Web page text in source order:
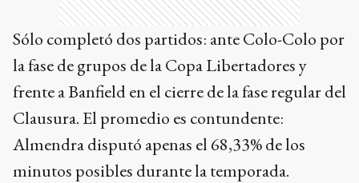
Sólo completó dos partidos: ante Colo-Colo por
la fase de grupos de la Copa Libertadores y
frente a Banfield en el cierre de la fase regular del
Clausura. El promedio es contundente:
Almendra disputó apenas el 68,33% de los
minutos posibles durante la temporada.